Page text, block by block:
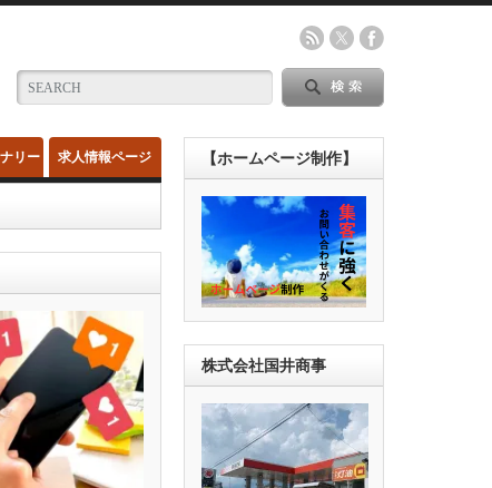
リー 求人情報ページ 【ホームページ制作】
株式会社国井商事